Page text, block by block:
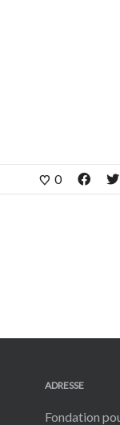
0
ADRESSE
Fondation